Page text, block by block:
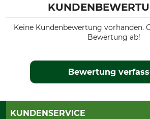
Keine Kundenbewertung vorhanden.
Bewertung ab!
Bewertung
KUNDENSERVICE